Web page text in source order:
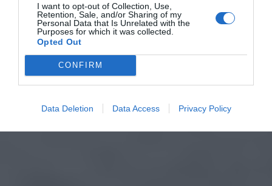
I want to opt-out of Collection, Use,
Retention, Sale, and/or Sharing of my
Personal Data that Is Unrelated with the
Purposes for which it was collected.
Opted Out
CONFIRM
Data Deletion Data Access Privacy Policy